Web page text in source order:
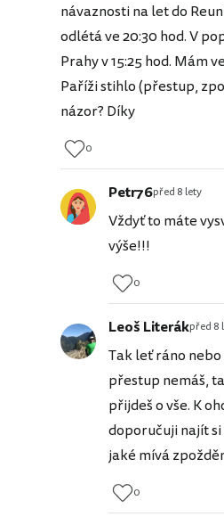
návaznosti na let do
odlétá ve 20:30 hod. V
Prahy v 15:25 hod. Mám
Paříži stihlo (přestup,
názor? Díky
0
Petr76před 8 lety
Vždyť to máte
výše!!!
0
Leoš Literákpřed 8
Tak leť ráno
přestup nemáš,
přijdeš o vše. K
doporučuji najít
jaké mívá
0